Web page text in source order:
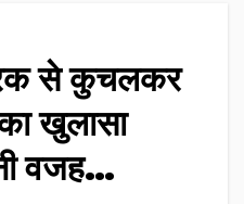
से कुचलकर
खुलासा
वजह…